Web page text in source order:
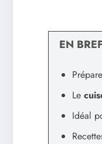
EN BREF
Le
Idéal